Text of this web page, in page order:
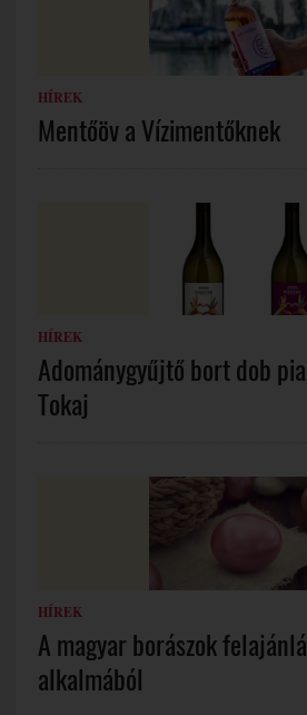
HÍREK
Mentőöv a Vízimentőknek
HÍREK
Adománygyűjtő bort dob
Tokaj
HÍREK
A magyar borászok
alkalmából